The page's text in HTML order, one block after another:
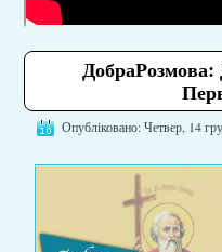
ДобраРозмова:
Опубліковано: Четвер, 14